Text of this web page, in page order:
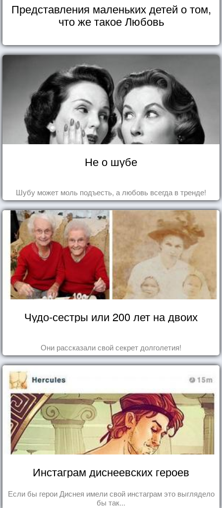
Представления маленьких детей о том,
что же такое Любовь
Не о шубе
Шубу может моль подъесть, а любовь всегда в тренде!
Чудо-сестры или 200 лет на двоих
Они рассказали свой секрет долголетия!
Инстаграм диснеевских героев
Если бы герои Диснея имели свой инстаграм это выглядело
бы так...